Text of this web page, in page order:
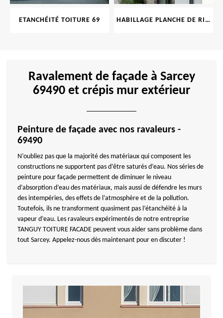
ETANCHÉITÉ TOITURE 69 HABILLAGE PLANCHE DE RIVE 69
Ravalement de façade à Sarcey
69490 et crépis mur extérieur
Peinture de façade avec nos ravaleurs -
69490
N’oubliez pas que la majorité des matériaux qui composent les
constructions ne supportent pas d’être saturés d’eau. Nos séries de
peinture pour façade permettent de diminuer le niveau
d’absorption d’eau des matériaux, mais aussi de défendre les murs
des intempéries, des effets de l’atmosphère et de la pollution.
Toutefois, ils ne transforment quasiment pas l’étanchéité à la
vapeur d’eau. Les ravaleurs expérimentés de notre entreprise
TANGUY TOITURE FACADE peuvent vous aider sans problème dans
tout Sarcey. Appelez-nous dès maintenant pour en discuter !